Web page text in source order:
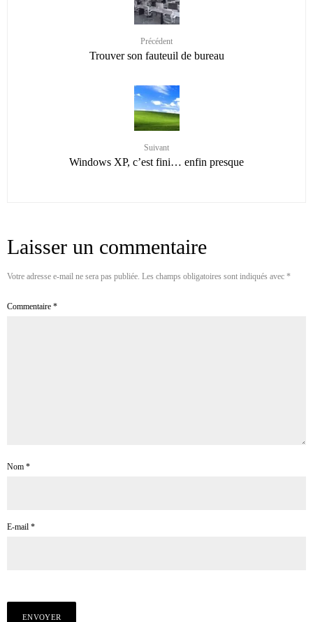
Précédent
Trouver son fauteuil de bureau
Suivant
Windows XP, c’est fini… enfin presque
Laisser un commentaire
Votre adresse e-mail ne sera pas publiée. Les champs obligatoires sont indiqués avec *
Commentaire *
Nom *
E-mail *